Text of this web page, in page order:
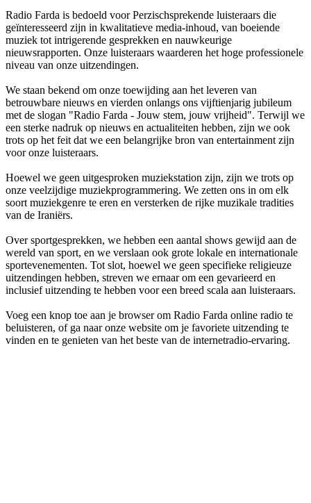
Radio Farda is bedoeld voor Perzischsprekende luisteraars die
geïnteresseerd zijn in kwalitatieve media-inhoud, van boeiende
muziek tot intrigerende gesprekken en nauwkeurige
nieuwsrapporten. Onze luisteraars waarderen het hoge professionele
niveau van onze uitzendingen.
We staan bekend om onze toewijding aan het leveren van
betrouwbare nieuws en vierden onlangs ons vijftienjarig jubileum
met de slogan "Radio Farda - Jouw stem, jouw vrijheid". Terwijl we
een sterke nadruk op nieuws en actualiteiten hebben, zijn we ook
trots op het feit dat we een belangrijke bron van entertainment zijn
voor onze luisteraars.
Hoewel we geen uitgesproken muziekstation zijn, zijn we trots op
onze veelzijdige muziekprogrammering. We zetten ons in om elk
soort muziekgenre te eren en versterken de rijke muzikale tradities
van de Iraniërs.
Over sportgesprekken, we hebben een aantal shows gewijd aan de
wereld van sport, en we verslaan ook grote lokale en internationale
sportevenementen. Tot slot, hoewel we geen specifieke religieuze
uitzendingen hebben, streven we ernaar om een gevarieerd en
inclusief uitzending te hebben voor een breed scala aan luisteraars.
Voeg een knop toe aan je browser om Radio Farda online radio te
beluisteren, of ga naar onze website om je favoriete uitzending te
vinden en te genieten van het beste van de internetradio-ervaring.